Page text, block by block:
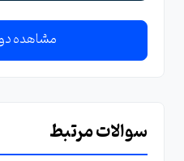
مشاهده
سوالات مرتبط